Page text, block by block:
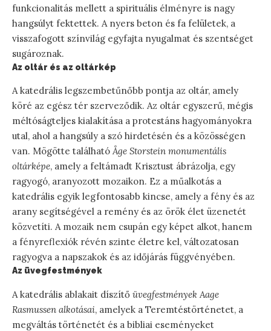
funkcionalitás mellett a spirituális élményre is nagy
hangsúlyt fektettek. A nyers beton és fa felületek, a
visszafogott színvilág egyfajta nyugalmat és szentséget
sugároznak.
Az oltár és az oltárkép
A katedrális legszembetűnőbb pontja az oltár, amely
köré az egész tér szerveződik. Az oltár egyszerű, mégis
méltóságteljes kialakítása a protestáns hagyományokra
utal, ahol a hangsúly a szó hirdetésén és a közösségen
van. Mögötte található Åge Storstein monumentális
oltárképe, amely a feltámadt Krisztust ábrázolja, egy
ragyogó, aranyozott mozaikon. Ez a műalkotás a
katedrális egyik legfontosabb kincse, amely a fény és az
arany segítségével a remény és az örök élet üzenetét
közvetíti. A mozaik nem csupán egy képet alkot, hanem
a fényreflexiók révén szinte életre kel, változatosan
ragyogva a napszakok és az időjárás függvényében.
Az üvegfestmények
A katedrális ablakait díszítő üvegfestmények Aage
Rasmussen alkotásai, amelyek a Teremtéstörténetet, a
megváltás történetét és a bibliai eseményeket